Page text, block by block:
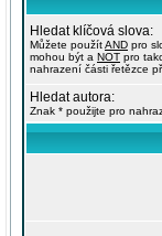
Hledat klíčová slova:
Můžete použítAND pro
mohou být a NOT pro
nahrazení části řetězce
Hledat autora:
Znak * použijte pro